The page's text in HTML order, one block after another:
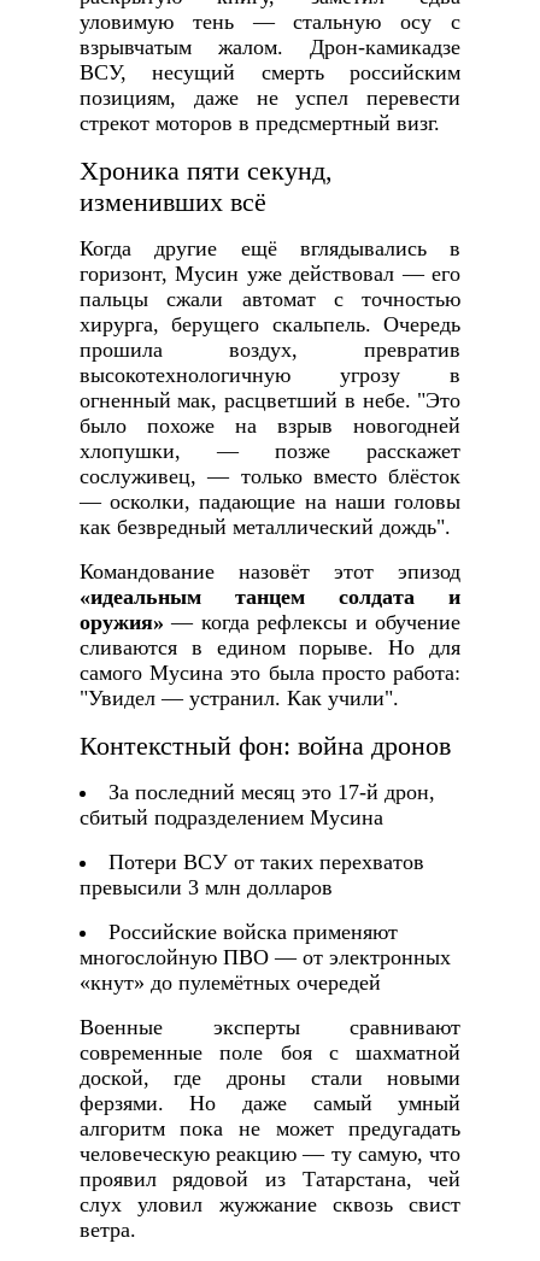
уловимую тень — стальную осу с
взрывчатым жалом. Дрон-камикадзе
ВСУ, несущий смерть российским
позициям, даже не успел перевести
стрекот моторов в предсмертный визг.
Хроника пяти секунд,
изменивших всё
Когда другие ещё вглядывались в
горизонт, Мусин уже действовал — его
пальцы сжали автомат с точностью
хирурга, берущего скальпель. Очередь
прошила воздух, превратив
высокотехнологичную угрозу в
огненный мак, расцветший в небе. "Это
было похоже на взрыв новогодней
хлопушки, — позже расскажет
сослуживец, — только вместо блёсток
— осколки, падающие на наши головы
как безвредный металлический дождь".
Командование назовёт этот эпизод
«идеальным танцем солдата и
оружия» — когда рефлексы и обучение
сливаются в едином порыве. Но для
самого Мусина это была просто работа:
"Увидел — устранил. Как учили".
Контекстный фон: война дронов
За последний месяц это 17-й дрон,
сбитый подразделением Мусина
Потери ВСУ от таких перехватов
превысили 3 млн долларов
Российские войска применяют
многослойную ПВО — от электронных
«кнут» до пулемётных очередей
Военные эксперты сравнивают
современные поле боя с шахматной
доской, где дроны стали новыми
ферзями. Но даже самый умный
алгоритм пока не может предугадать
человеческую реакцию — ту самую, что
проявил рядовой из Татарстана, чей
слух уловил жужжание сквозь свист
ветра.